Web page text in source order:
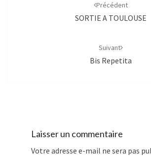
Précédent
SORTIE A TOULOUSE
Suivant
Bis Repetita
Laisser un commentaire
Votre adresse e-mail ne sera pas